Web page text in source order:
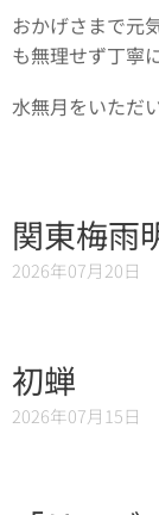
おかげさまで元
も無理せず丁寧
水無月をいただ
関東梅雨
2026年07月20日
初蝉
2026年07月15日